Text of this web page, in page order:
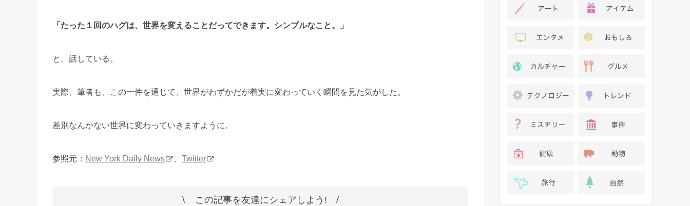
「たった１回のハグは、世界を変えることだってできます。シンプルなこと。」
と、話している。
実際、筆者も、この一件を通じて、世界がわずかだが着実に変わっていく瞬間を見た気がした。
差別なんかない世界に変わっていきますように。
参照元： New York Daily News 、Twitter
この記事を友達にシェアしよう! /